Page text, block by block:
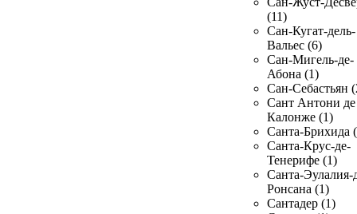
(11)
Сан-Кугат-дель-
Вальес (6)
Сан-Мигель-де-
Абона (1)
Сан-Себастьян
Сант Антони де
Калонже (1)
Санта-Брихида
Санта-Крус-де-
Тенерифе (1)
Санта-Эулалия-
Ронсана (1)
Сантадер (1)